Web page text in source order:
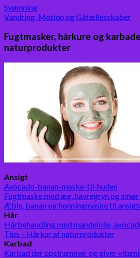
Svømning
Vandring, Motion og Gåfællesskaber
Fugtmasker, hårkure og
naturprodukter
Ansigt
Avocado-banan-maske-til-huden
Fugtmaske med æg, havregryn og
Æble, banan og honningmaske til
Hår
Hårbehandling med mandelolie,
Tips – Hårkur af naturprodukter
Karbad
Karbad der opstrammer og giver